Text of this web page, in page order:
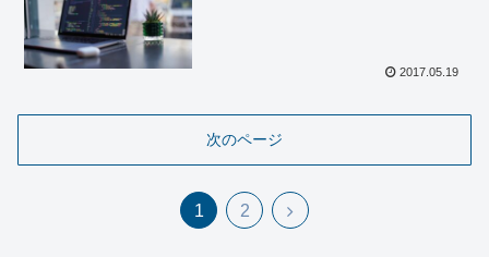
2017.05.19
次のページ
1 2
次